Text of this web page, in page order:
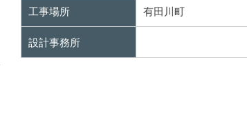
工事場所 有田川町
設計事務所